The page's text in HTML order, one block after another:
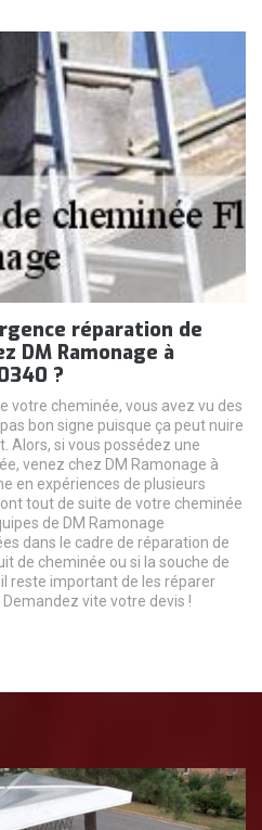
réparation de
DM Ramonage à
?
votre cheminée, vous avez vu des
bon signe puisque ça peut nuire
Alors, si vous possédez une
venez chez DM Ramonage à
en expériences de plusieurs
tout de suite de votre cheminée
de DM Ramonage
dans le cadre de réparation de
de cheminée ou si la souche de
reste important de les réparer
vite votre devis !